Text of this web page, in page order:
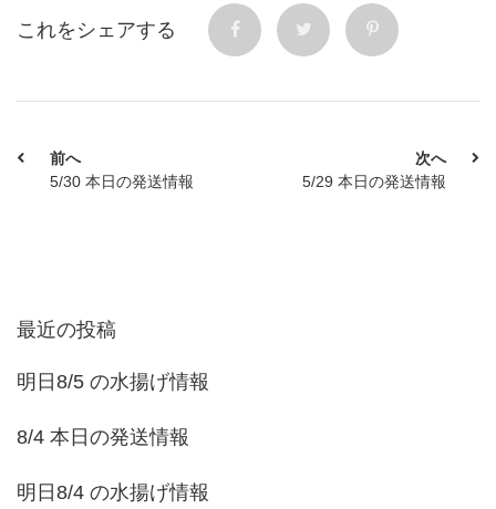
これをシェアする
前へ
5/30 本日の発送情報
次へ
5/29 本日の発送情報
最近の投稿
明日8/5 の水揚げ情報
8/4 本日の発送情報
明日8/4 の水揚げ情報